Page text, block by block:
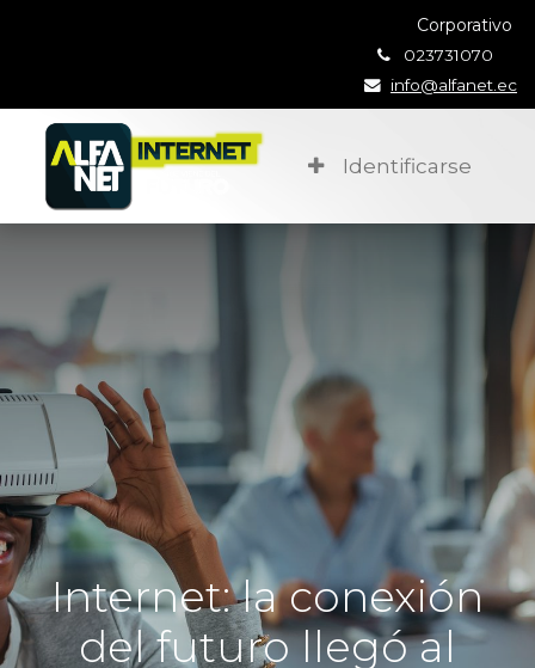
Corporativo
023731070
info@alfanet.ec
Identificarse
Internet: la conexión
del futuro llegó al